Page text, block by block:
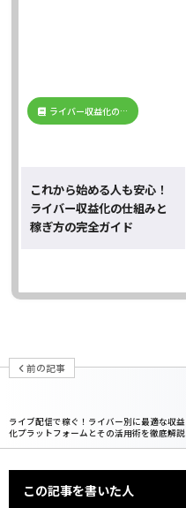
ライバー収益化の…
これから始める人も安心！
ライバー収益化の仕組みと
稼ぎ方の完全ガイド
前の記事
ライブ配信で稼ぐ！ライバー別に最適な収益
化プラットフォームとその活用術を徹底解説
この記事を書いた人